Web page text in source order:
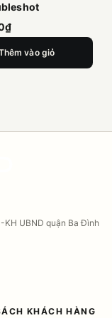
vào giỏ
KH UBND quận Ba Đình
KHÁCH HÀNG